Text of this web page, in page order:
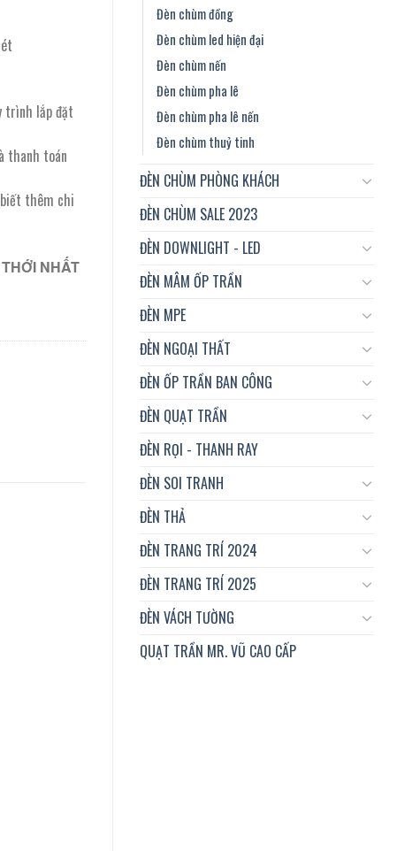
Đèn chùm đồng
Đèn chùm led hiện đại
Đèn chùm nến
Đèn chùm pha lê
Đèn chùm pha lê nến
Đèn chùm thuỷ tinh
ĐÈN CHÙM PHÒNG KHÁCH
ĐÈN CHÙM SALE 2023
ĐÈN DOWNLIGHT - LED
ĐÈN MÂM ỐP TRẦN
ĐÈN MPE
ĐÈN NGOẠI THẤT
ĐÈN ỐP TRẦN BAN CÔNG
ĐÈN QUẠT TRẦN
ĐÈN RỌI - THANH RAY
ĐÈN SOI TRANH
ĐÈN THẢ
ĐÈN TRANG TRÍ 2024
ĐÈN TRANG TRÍ 2025
ĐÈN VÁCH TƯỜNG
QUẠT TRẦN MR. VŨ CAO CẤP
trình lắp đặt
thanh toán
thêm chi
NHẤT